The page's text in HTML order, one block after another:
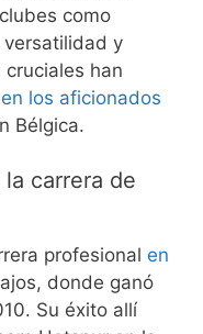
como
versatilidad y
han
en los aficionados
Bélgica.
carrera de
profesional en
donde ganó
Su éxito allí